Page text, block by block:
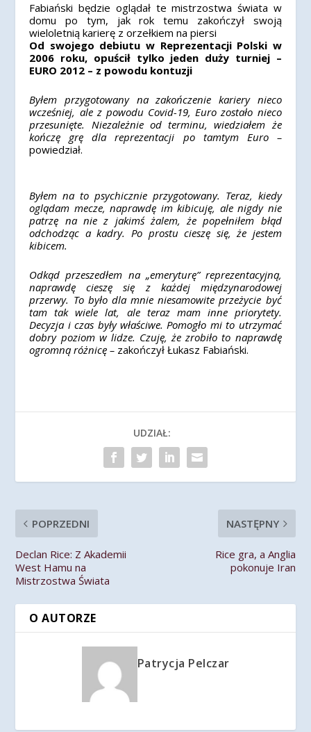
Fabiański będzie oglądał te mistrzostwa świata w
domu po tym, jak rok temu zakończył swoją
wieloletnią karierę z orzełkiem na piersi
Od swojego debiutu w Reprezentacji Polski w
2006 roku, opuścił tylko jeden duży turniej –
EURO 2012 – z powodu kontuzji
Byłem przygotowany na zakończenie kariery nieco
wcześniej, ale z powodu Covid-19, Euro zostało nieco
przesunięte. Niezależnie od terminu, wiedziałem że
kończę grę dla reprezentacji po tamtym Euro –
powiedział.
Byłem na to psychicznie przygotowany. Teraz, kiedy
oglądam mecze, naprawdę im kibicuję, ale nigdy nie
patrzę na nie z jakimś żalem, że popełniłem błąd
odchodząc a kadry. Po prostu cieszę się, że jestem
kibicem.
Odkąd przeszedłem na „emeryturę” reprezentacyjną,
naprawdę cieszę się z każdej międzynarodowej
przerwy. To było dla mnie niesamowite przeżycie być
tam tak wiele lat, ale teraz mam inne priorytety.
Decyzja i czas były właściwe. Pomogło mi to utrzymać
dobry poziom w lidze. Czuję, że zrobiło to naprawdę
ogromną różnicę – zakończył Łukasz Fabiański.
UDZIAŁ:
POPRZEDNI
Declan Rice: Z Akademii
West Hamu na
Mistrzostwa Świata
NASTĘPNY
Rice gra, a Anglia
pokonuje Iran
O AUTORZE
Patrycja Pelczar